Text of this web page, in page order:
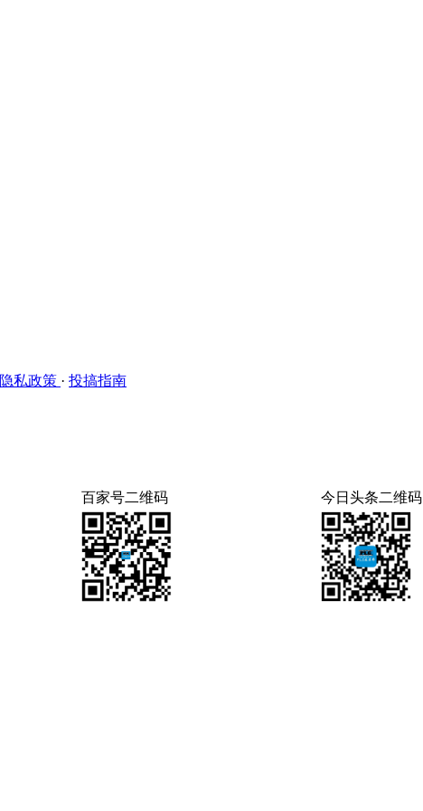
隐私政策 · 投搞指南
百家号二维码 今日头条二维码